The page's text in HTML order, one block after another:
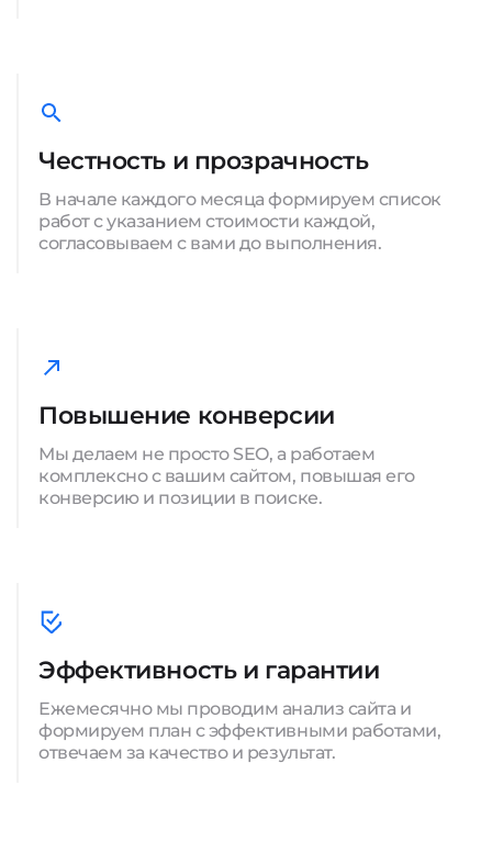
Честность и прозрачность
В начале каждого месяца формируем список
работ с указанием стоимости каждой,
согласовываем с вами до выполнения.
Повышение конверсии
Мы делаем не просто SEO, а работаем
комплексно с вашим сайтом, повышая его
конверсию и позиции в поиске.
Эффективность и гарантии
Ежемесячно мы проводим анализ сайта и
формируем план с эффективными работами,
отвечаем за качество и результат.